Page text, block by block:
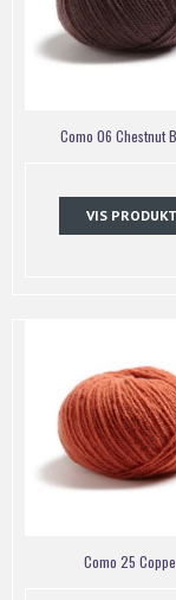
Como 06 Chestnut
VIS PRODUKT
Como 25